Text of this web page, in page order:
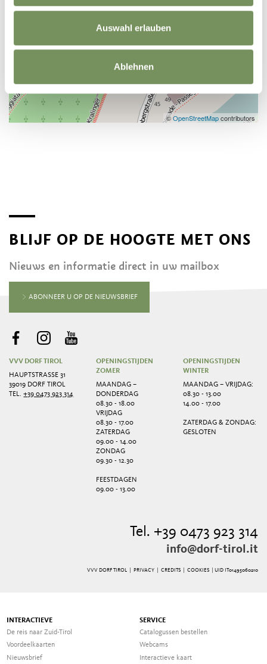
Auswahl erlauben
Ablehnen
©OpenStreetMapcontributors
BLIJF OP DE HOOGTE MET ONS
Nieuws en informatie direct in uw mailbox
ABONNEER U OP DE NIEUWSBRIEF
VVV DORF TIROL
HAUPTSTRASSE 31
39019 DORF TIROL
TEL.+39 0473 923 314
OPENINGSTIJDEN
ZOMER
MAANDAG –
DONDERDAG
08.30 - 18.00
VRIJDAG
08.30 - 17.00
ZATERDAG
09.00 - 14.00
ZONDAG
09.30 - 12.30
FEESTDAGEN
09.00 - 13.00
OPENINGSTIJDEN
WINTER
MAANDAG – VRIJDAG:
08.30 - 13.00
14.00 - 17.00
ZATERDAG & ZONDAG:
GESLOTEN
Tel. +39 0473 923 314
info@dorf-tirol.it
VVV DORF TIROL | PRIVACY| CREDITS| COOKIES | UID IT01495060210
INTERACTIEVE
De reis naar Zuid-Tirol
Voordeelkaarten
Nieuwsbrief
SERVICE
Catalogussen bestellen
Webcams
Interactieve kaart